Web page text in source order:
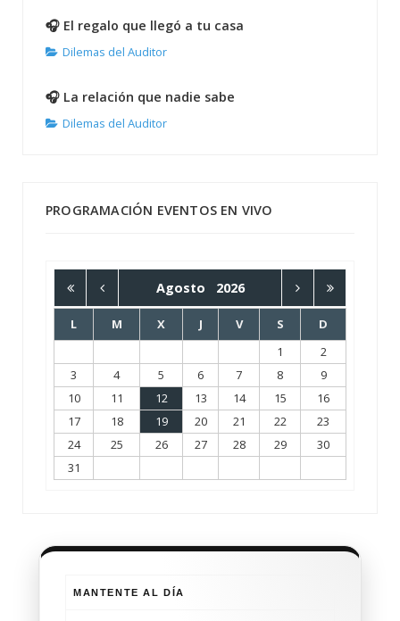
🎧 El regalo que llegó a tu casa
Dilemas del Auditor
🎧 La relación que nadie sabe
Dilemas del Auditor
PROGRAMACIÓN EVENTOS EN VIVO
Agosto 2026
L M X J V S
D
1
2
3
4 5 6 7 8
9
10
11 12 13 14 15
16
17
18 19 20 21 22
23
24
25 26 27 28 29
30
31
MANTENTE AL DÍA